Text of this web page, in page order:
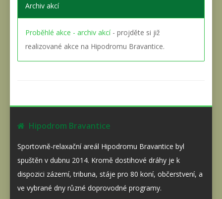
Archiv akcí
Proběhlé akce - archiv akcí- projděte si již
realizované akce na Hipodromu Bravantice.
Hipodrom Bravantice
Sportovně-relaxační areál Hipodromu Bravantice byl
spuštěn v dubnu 2014. Kromě dostihové dráhy je k
dispozici zázemí, tribuna, stáje pro 80 koní, občerstvení, a
ve vybrané dny různé doprovodné programy.